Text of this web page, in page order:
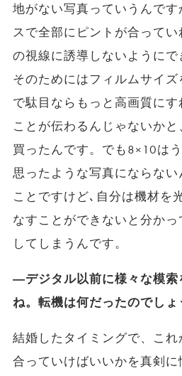
地がない写真っていうんで
スで全部にピントが合って
の視線に誘導しないようにで
そのためにはフィルムサイズ
で駄目ならもっと高画質に
ことが伝わるんじゃないか
買ったんです。でも8×10は
思ったような写真にならな
ことですけど､自分は機材を
なすことができないと分か
してしまうんです。
―デジタル以前に様々な模索
ね。転機は何だったのでしょ
結婚したタイミングで、これ
合っていけばいいかを真剣